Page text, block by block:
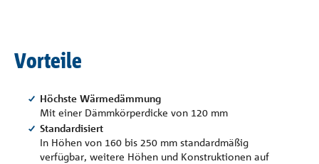
Vorteile
Höchste Wärmedämmung
Mit einer Dämmkörperdicke von 120 mm
Standardisiert
In Höhen von 160 bis 250 mm standardmäßig
verfügbar, weitere Höhen und Konstruktionen auf